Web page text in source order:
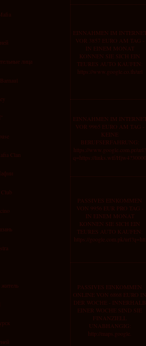
лица
Clan
EINNAHMEN IM
VOR 3857 EURO AM TAG -
IN EINEM MONAT
KONNEN SIE SICH EIN
TEURES AUTO KAUFEN:
https://www.google.co.th/url
EINNAHMEN IM
VOR 9965 EURO AM TAG -
KEINE
BERUFSERFAHRUNG:
https://www.google.com.pr/url?
q=https://links.wtf/Hjw4?30000
PASSIVES EINKOMMEN
VON 9956 EUR PRO TAG -
IN EINEM MONAT
KONNEN SIE SICH EIN
TEURES AUTO KAUFEN:
https://google.com.pk/url?q=htt
PASSIVES EINKOMMEN
ONLINE VON 6868 EURO IN
DER WOCHE - INNERHALB
EINER WOCHE SIND SIE
FINANZIELL
UNABHANGIG:
http://maps.google.